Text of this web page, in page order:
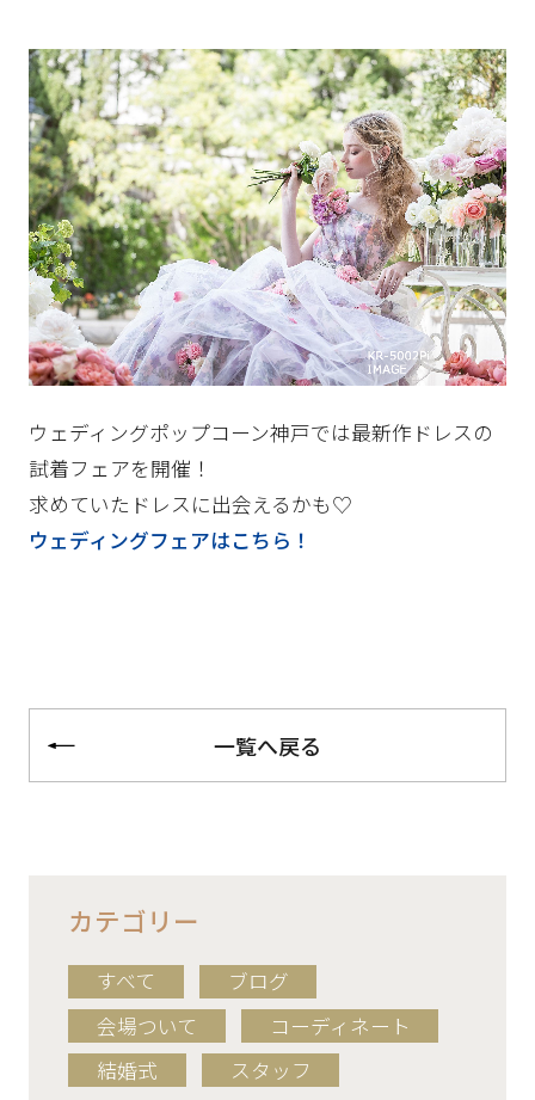
ウェディングポップコーン神戸では最新作ドレスの
試着フェアを開催！
求めていたドレスに出会えるかも♡
ウェディングフェアはこちら！
一覧へ戻る
カテゴリー
すべて
ブログ
会場ついて
コーディネート
結婚式
スタッフ